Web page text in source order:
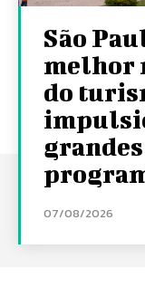
São
melhor
do
07/08/2026